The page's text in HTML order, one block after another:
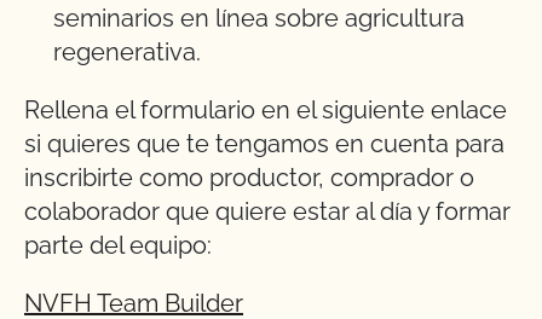
seminarios en línea sobre agricultura
regenerativa.
Rellena el formulario en el siguiente enlace
si quieres que te tengamos en cuenta para
inscribirte como productor, comprador o
colaborador que quiere estar al día y formar
parte del equipo:
NVFH Team Builder